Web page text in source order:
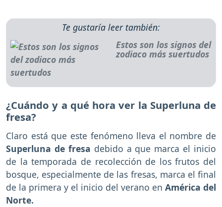
Te gustaría leer también:
Estos son los signos del
zodiaco más suertudos
¿Cuándo y a qué hora ver la Superluna de
fresa?
Claro está que este fenómeno lleva el nombre de
Superluna de fresa debido a que marca el inicio
de la temporada de recolección de los frutos del
bosque, especialmente de las fresas, marca el final
de la primera y el inicio del verano en América del
Norte.